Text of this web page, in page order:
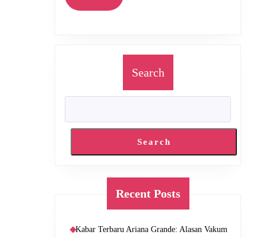
More
Search
Search
Recent Posts
Kabar Terbaru Ariana Grande: Alasan Vakum